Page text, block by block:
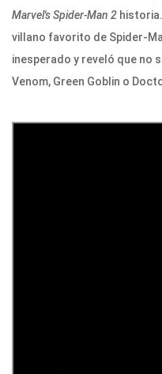
Marvel's Spider-Man 2
villano favorito de Spider-
inesperado y reveló que no
Venom, Green Goblin o